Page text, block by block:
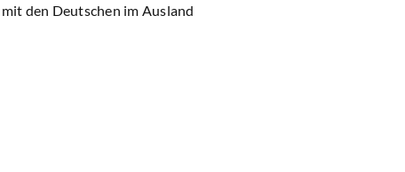
den Deutschen im Ausland